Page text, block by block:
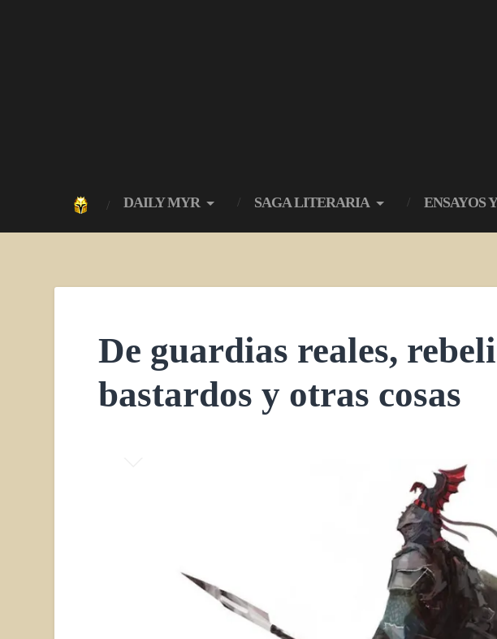
DAILY MYR SAGA LITERARIA ENSAYOS
De guardias reales,
bastardos y otras cosas